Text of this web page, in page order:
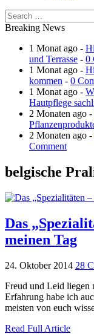
Breaking News
1 Monat ago -
und Terrasse - 0
1 Monat ago -
kommen - 0
1 Monat ago -
Hautpflege
2 Monaten ago -
2 Monaten ago -
Comment
belgische
Das
meinen Tag
24. Oktober 2014 28
Freud und Leid liegen
Erfahrung habe ich
meisten von euch
Read Full Article